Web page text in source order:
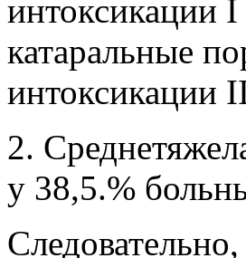
интоксикации
катаральные
интоксикации
2.
у 38,5.%